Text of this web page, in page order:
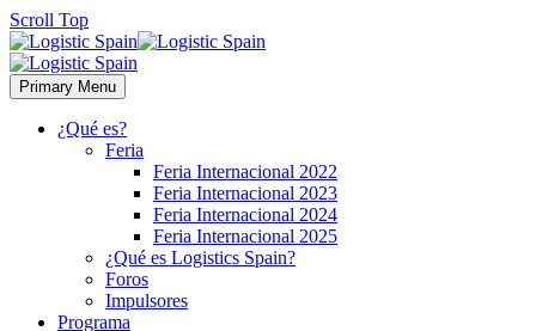
Scroll Top
Primary Menu
¿Qué es?
Feria
Feria Internacional 2022
Feria Internacional 2023
Feria Internacional 2024
Feria Internacional 2025
¿Qué es Logistics Spain?
Foros
Impulsores
Programa